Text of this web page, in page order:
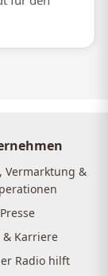
Vermarktung &
Presse
& Karriere
Radio hilft